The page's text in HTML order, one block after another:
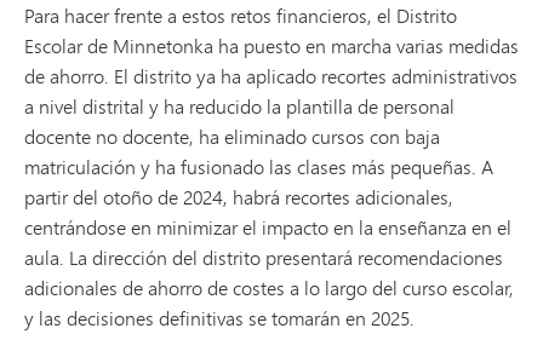
Para hacer frente a estos retos financieros, el Distrito
Escolar de Minnetonka ha puesto en marcha varias medidas
de ahorro. El distrito ya ha aplicado recortes administrativos
a nivel distrital y ha reducido la plantilla de personal
docente no docente, ha eliminado cursos con baja
matriculación y ha fusionado las clases más pequeñas. A
partir del otoño de 2024, habrá recortes adicionales,
centrándose en minimizar el impacto en la enseñanza en el
aula. La dirección del distrito presentará recomendaciones
adicionales de ahorro de costes a lo largo del curso escolar,
y las decisiones definitivas se tomarán en 2025.